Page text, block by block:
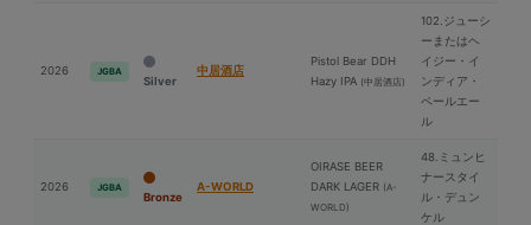
2026 JGBA
Silver
中居酒店
Pistol Bear DDH
Hazy IPA (中居酒店)
102.ジューシ
ーまたはヘ
イジー・イ
ンディア・
ペールエー
ル
2026 JGBA
Bronze
A-WORLD
OIRASE BEER
DARK LAGER (A-
WORLD)
48.ミュンヒ
ナースタイ
ル・デュン
ケル